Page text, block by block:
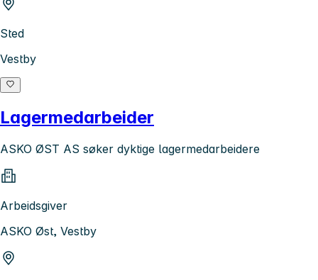
Sted
Vestby
Lagermedarbeider
ASKO ØST AS søker dyktige lagermedarbeidere
Arbeidsgiver
ASKO Øst, Vestby